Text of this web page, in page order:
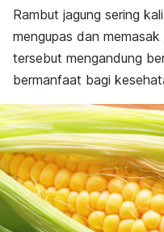
Rambut jagung sering
mengupas dan
tersebut mengandung
bermanfaat bagi